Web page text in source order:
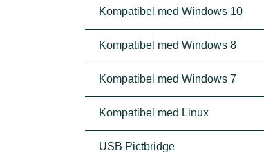
Kompatibel med Windows 10
Kompatibel med Windows 8
Kompatibel med Windows 7
Kompatibel med Linux
USB Pictbridge